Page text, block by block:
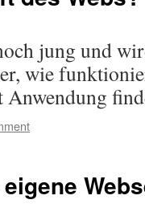
jung und
wie